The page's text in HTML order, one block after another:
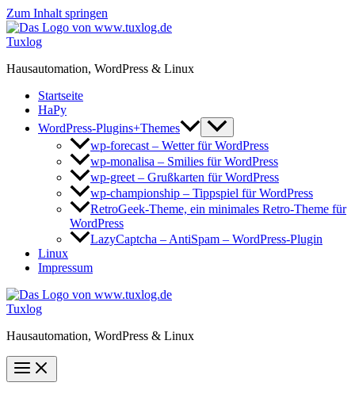
Zum Inhalt springen
Tuxlog
Hausautomation, WordPress & Linux
Startseite
HaPy
WordPress-Plugins+Themes
wp-forecast – Wetter für WordPress
wp-monalisa – Smilies für WordPress
wp-greet – Grußkarten für WordPress
wp-championship – Tippspiel für WordPress
RetroGeek-Theme, ein minimales Retro-Theme für
WordPress
LazyCaptcha – AntiSpam – WordPress-Plugin
Linux
Impressum
Tuxlog
Hausautomation, WordPress & Linux